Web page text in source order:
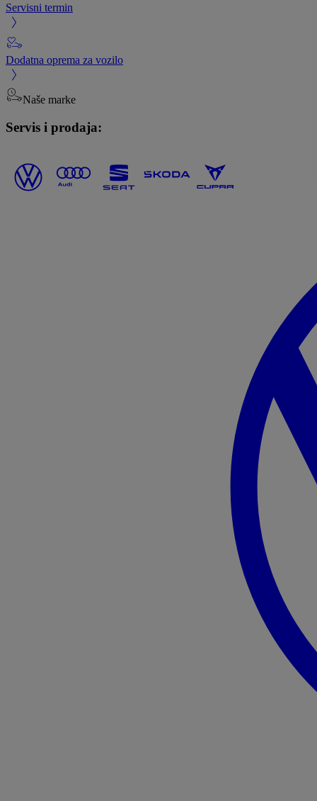
Servisni termin
Dodatna oprema za vozilo
Naše marke
Servis i prodaja: